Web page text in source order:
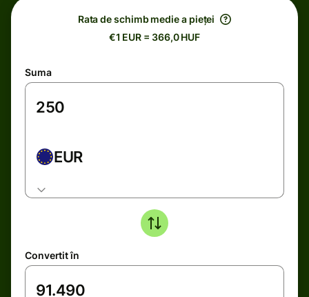
Rata de schimb medie a pieței
€1 EUR = 366,0 HUF
Suma
EUR
Convertit în